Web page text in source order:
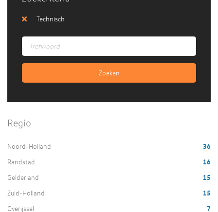
Technisch
Regio
Noord-Holland
36
Randstad
16
Gelderland
15
Zuid-Holland
15
Overijssel
7